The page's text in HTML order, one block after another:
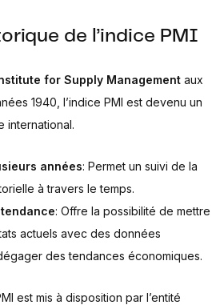
de l’indice PMI
for Supply Management aux
1940, l’indice PMI est devenu un
international.
années: Permet un suivi de la
à travers le temps.
: Offre la possibilité de mettre
actuels avec des données
des tendances économiques.
est mis à disposition par l’entité